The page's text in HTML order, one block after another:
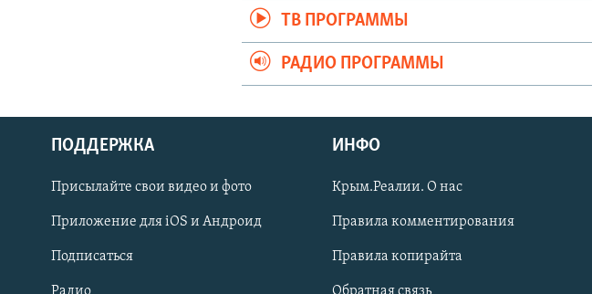
Українською
Qırımtatar
ПРИСОЕДИНЯЙТЕСЬ!
ТВ ПРОГРАММЫ
РАДИО ПРОГРАММЫ
ПОДДЕРЖКА
Присылайте свои видео и фото
Приложение для iOS и Андроид
Подписаться
Радио
ИНФО
Крым.Реалии. О нас
Правила комментирования
Правила копирайта
Обратная связь